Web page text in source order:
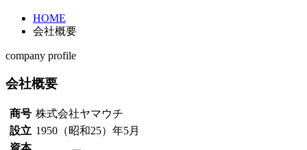
HOME
会社概要
company profile
会社概要
商号 株式会社ヤマウチ
設立 1950（昭和25）年5月